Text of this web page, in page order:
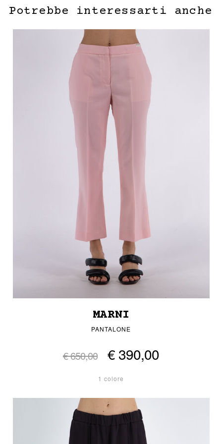
Potrebbe interessarti anche
MARNI
PANTALONE
€ 650,00 € 390,00
1 colore